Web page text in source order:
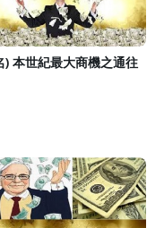
本世紀最大商機之通往